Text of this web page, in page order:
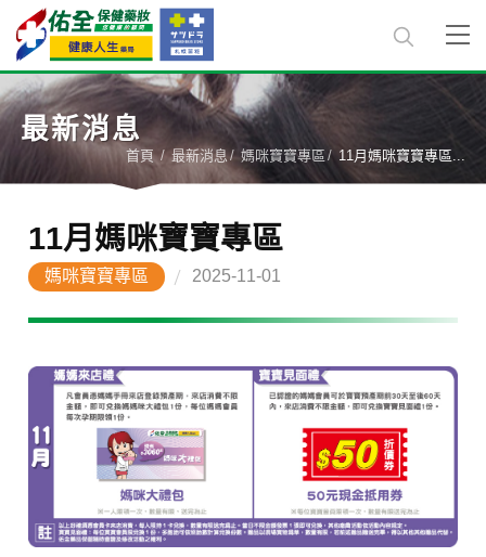
最新消息
首頁 最新消息 媽咪寶寶專區 11月媽咪寶寶專區...
11月媽咪寶寶專區
媽咪寶寶專區 2025-11-01